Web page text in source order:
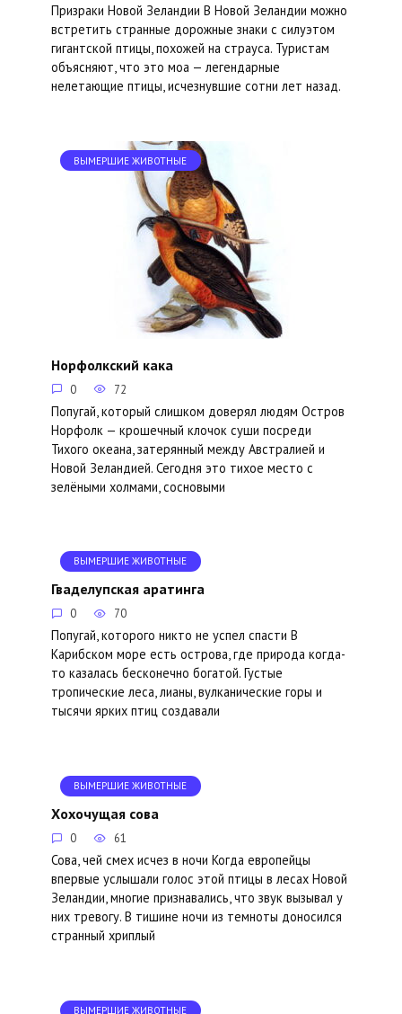
Призраки Новой Зеландии В Новой Зеландии можно
встретить странные дорожные знаки с силуэтом
гигантской птицы, похожей на страуса. Туристам
объясняют, что это моа — легендарные
нелетающие птицы, исчезнувшие сотни лет назад.
ВЫМЕРШИЕ ЖИВОТНЫЕ
Норфолкский кака
0 72
Попугай, который слишком доверял людям Остров
Норфолк — крошечный клочок суши посреди
Тихого океана, затерянный между Австралией и
Новой Зеландией. Сегодня это тихое место с
зелёными холмами, сосновыми
ВЫМЕРШИЕ ЖИВОТНЫЕ
Гваделупская аратинга
0 70
Попугай, которого никто не успел спасти В
Карибском море есть острова, где природа когда-
то казалась бесконечно богатой. Густые
тропические леса, лианы, вулканические горы и
тысячи ярких птиц создавали
ВЫМЕРШИЕ ЖИВОТНЫЕ
Хохочущая сова
0 61
Сова, чей смех исчез в ночи Когда европейцы
впервые услышали голос этой птицы в лесах Новой
Зеландии, многие признавались, что звук вызывал у
них тревогу. В тишине ночи из темноты доносился
странный хриплый
ВЫМЕРШИЕ ЖИВОТНЫЕ